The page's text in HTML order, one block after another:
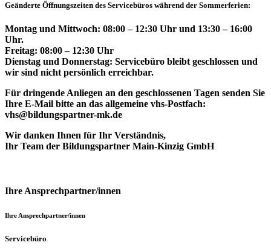
Geänderte Öffnungszeiten des Servicebüros während der Sommerferien:
Montag und Mittwoch: 08:00 – 12:30 Uhr und 13:30 – 16:00
Uhr.
Freitag: 08:00 – 12:30 Uhr
Dienstag und Donnerstag: Servicebüro bleibt geschlossen und
wir sind nicht persönlich erreichbar.
Für dringende Anliegen an den geschlossenen Tagen senden Sie
Ihre E-Mail bitte an das allgemeine vhs-Postfach:
vhs@bildungspartner-mk.de
Wir danken Ihnen für Ihr Verständnis,
Ihr Team der Bildungspartner Main-Kinzig GmbH
Ihre Ansprechpartner/innen
Ihre Ansprechpartner/innen
Servicebüro